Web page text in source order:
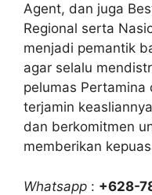
Agent, dan juga
Regional serta
menjadi pemantik
agar selalu
pelumas
terjamin
dan berkomitmen
memberikan
Whatsapp : +628-